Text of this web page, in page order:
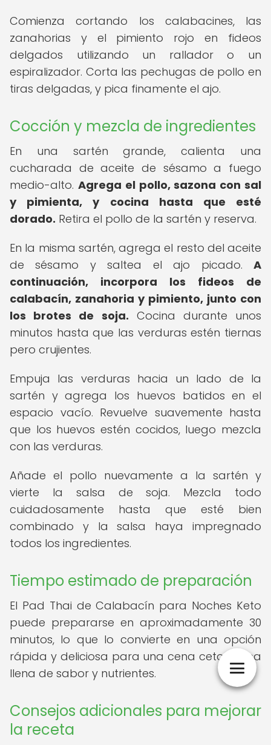
Comienza cortando los calabacines, las
zanahorias y el pimiento rojo en fideos
delgados utilizando un rallador o un
espiralizador. Corta las pechugas de pollo en
tiras delgadas, y pica finamente el ajo.
Cocción y mezcla de ingredientes
En una sartén grande, calienta una
cucharada de aceite de sésamo a fuego
medio-alto. Agrega el pollo, sazona con sal
y pimienta, y cocina hasta que esté
dorado. Retira el pollo de la sartén y reserva.
En la misma sartén, agrega el resto del aceite
de sésamo y saltea el ajo picado. A
continuación, incorpora los fideos de
calabacín, zanahoria y pimiento, junto con
los brotes de soja. Cocina durante unos
minutos hasta que las verduras estén tiernas
pero crujientes.
Empuja las verduras hacia un lado de la
sartén y agrega los huevos batidos en el
espacio vacío. Revuelve suavemente hasta
que los huevos estén cocidos, luego mezcla
con las verduras.
Añade el pollo nuevamente a la sartén y
vierte la salsa de soja. Mezcla todo
cuidadosamente hasta que esté bien
combinado y la salsa haya impregnado
todos los ingredientes.
Tiempo estimado de preparación
El Pad Thai de Calabacín para Noches Keto
puede prepararse en aproximadamente 30
minutos, lo que lo convierte en una opción
rápida y deliciosa para una cena cetogénica
llena de sabor y nutrientes.
Consejos adicionales para mejorar
la receta